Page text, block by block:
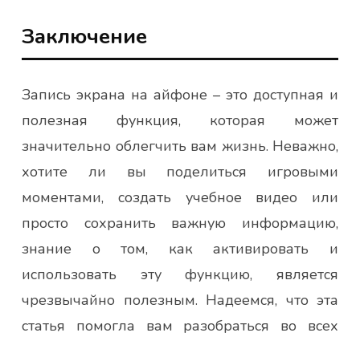
Заключение
Запись экрана на айфоне – это доступная и
полезная функция, которая может
значительно облегчить вам жизнь. Неважно,
хотите ли вы поделиться игровыми
моментами, создать учебное видео или
просто сохранить важную информацию,
знание о том, как активировать и
использовать эту функцию, является
чрезвычайно полезным. Надеемся, что эта
статья помогла вам разобраться во всех